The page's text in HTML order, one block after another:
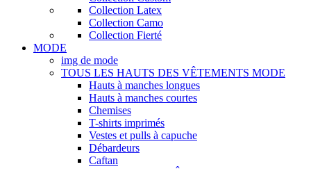
Collection Latex
Collection Camo
Collection Fierté
MODE
img de mode
TOUS LES HAUTS DES VÊTEMENTS MODE
Hauts à manches longues
Hauts à manches courtes
Chemises
T-shirts imprimés
Vestes et pulls à capuche
Débardeurs
Caftan